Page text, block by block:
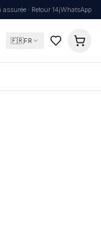
· Retour 14jWhatsApp
🇫🇷FR